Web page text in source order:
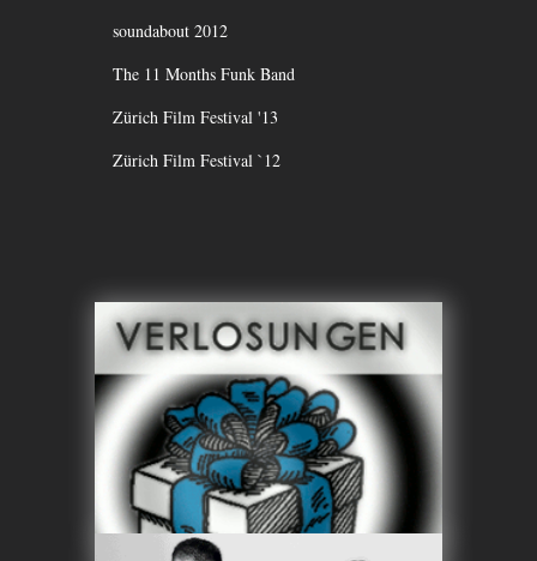
soundabout 2012
The 11 Months Funk Band
Zürich Film Festival '13
Zürich Film Festival `12